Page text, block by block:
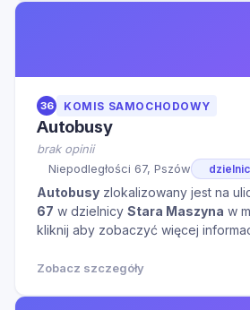
36 KOMIS SAMOCHODOWY
Autobusy
brak opinii
Niepodległości 67, Pszów
Autobusy zlokalizowany jest na
67 w dzielnicy Stara Maszyna w
kliknij aby zobaczyć więcej
Zobacz szczegóły